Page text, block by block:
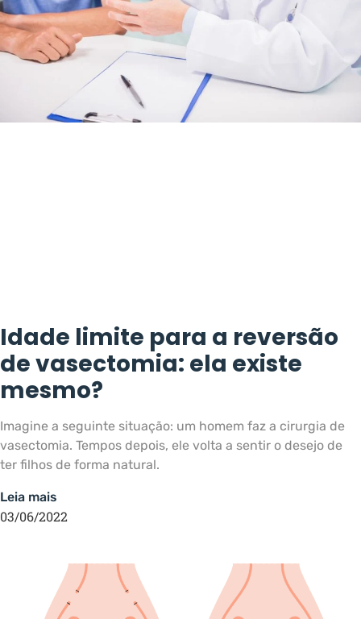
Idade limite para a reversão
de vasectomia: ela existe
mesmo?
Imagine a seguinte situação: um homem faz a cirurgia de
vasectomia. Tempos depois, ele volta a sentir o desejo de
ter filhos de forma natural.
Leia mais
03/06/2022